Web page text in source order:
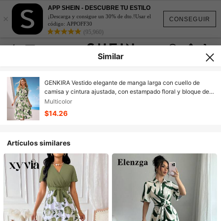
CONSEGUIR
×
APP SHEIN - DESCUBRE TU ESTILO
¡Descarga y consigue un 30% de dto.!Usar el
código: APPOFF30
(95,960)
Similar
GENKIRA Vestido elegante de manga larga con cuello de
camisa y cintura ajustada, con estampado floral y bloque de
color, ideal para mujeres de oficina
Multicolor
$14.26
Artículos similares